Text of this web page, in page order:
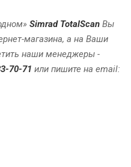
Simrad TotalScan Вы
магазина, а на Ваши
наши менеджеры -
70-71 или пишите на email: